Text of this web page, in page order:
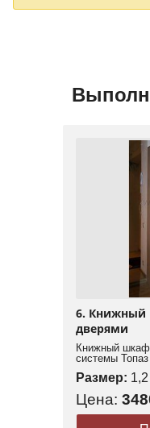
6. Книжный
дверями
Книжный
системы
Размер:
Цена: